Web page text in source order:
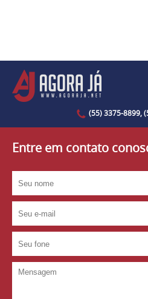
(55) 3375-8899,
Entre em contato